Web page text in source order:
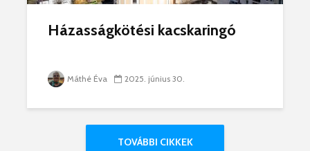
Házasságkötési kacskaringó
Máthé Éva 2025. június 30.
TOVÁBBI CIKKEK